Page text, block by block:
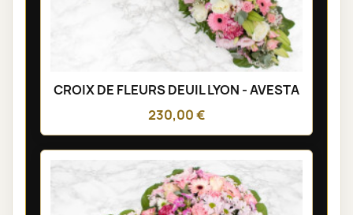
CROIX DE FLEURS DEUIL LYON - AVESTA
230,00 €